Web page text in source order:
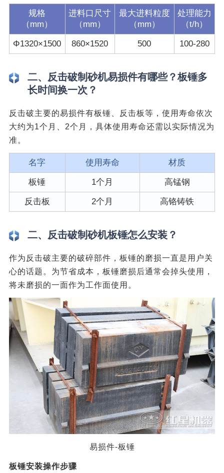
规格
（mm）
进料口尺寸
（mm）
最大进料粒度
（mm）
处理能力
（t/h）
Φ1320×1500 860×1520 500 100-280
二、反击破制砂机易损件有哪些？板锤多
长时间换一次？
反击破主要的易损件有板锤、反击板等，使用寿命依次
大约为1个月、2个月，具体使用寿命还需以实际情况为
准。
名字 使用寿命 材质
板锤 1个月 高锰钢
反击板 2个月 高铬铸铁
二、反击破制砂机板锤怎么安装？
作为反击破主要的破碎部件，板锤的磨损一直是用户关
心的话题。为节省成本，板锤磨损后通常会掉头使用，
将未磨损的一面作为工作面使用。
易损件-板锤
板锤安装操作步骤